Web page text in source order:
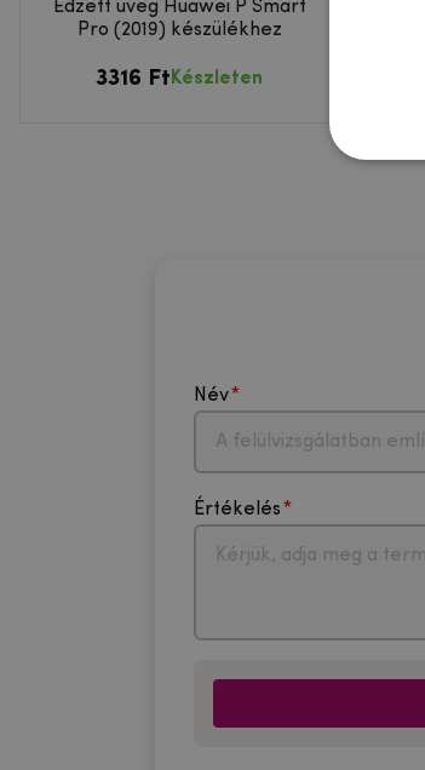
Edzett üveg Huawei P Smart
Pro (2019) készülékhez
3316 Ft Készleten
Név
Értékelés